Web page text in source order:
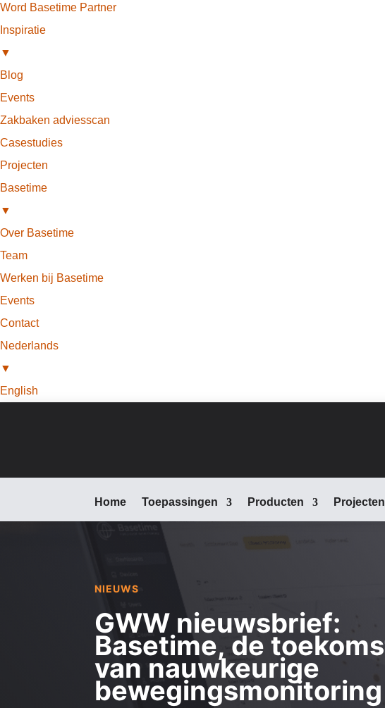
Word Basetime Partner
Inspiratie
▼
Blog
Events
Zakbaken adviesscan
Casestudies
Projecten
Basetime
▼
Over Basetime
Team
Werken bij Basetime
Events
Contact
Nederlands
▼
English
Home Toepassingen Producten Projecten
NIEUWS
GWW nieuwsbrief:
Basetime, de
van nauwkeurige
bewegingsmonitoring